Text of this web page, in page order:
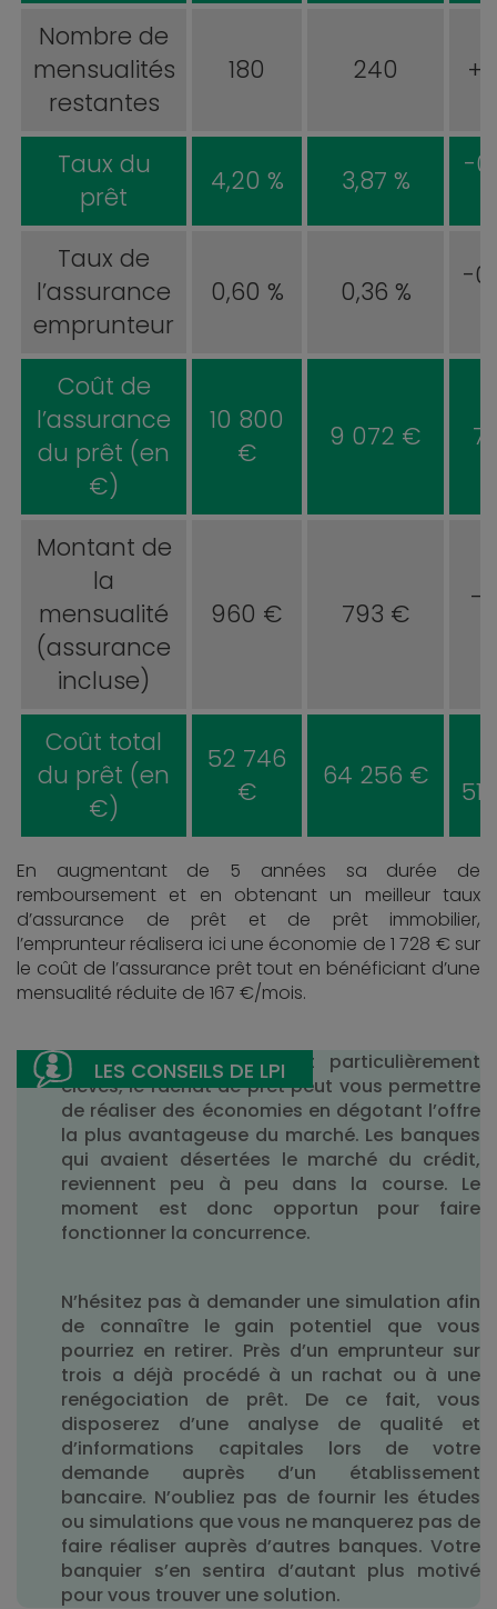
Nombre de
mensualités
restantes
180 240 +
Taux du
prêt
4,20 % 3,87 %
-
Taux de
l’assurance
emprunteur
0,60 % 0,36 %
-
Coût de
l’assurance
du prêt (en
€)
10 800
€
9 072 €
Montant de
la
mensualité
(assurance
incluse)
960 € 793 €
-
Coût total
du prêt (en
€)
52 746
€
64 256 €
En augmentant de 5 années sa durée de
remboursement et en obtenant un meilleur taux
d’assurance de prêt et de prêt immobilier,
l’emprunteur réalisera ici une économie de 1 728 € sur
le coût de l’assurance prêt tout en bénéficiant d’une
mensualité réduite de 167 €/mois.
Avec des taux d’emprunt particulièrement
élevés, le rachat de prêt peut vous permettre
de réaliser des économies en dégotant l’offre
la plus avantageuse du marché. Les banques
qui avaient désertées le marché du crédit,
reviennent peu à peu dans la course. Le
moment est donc opportun pour faire
fonctionner la concurrence.
N’hésitez pas à demander une simulation afin
de connaître le gain potentiel que vous
pourriez en retirer. Près d’un emprunteur sur
trois a déjà procédé à un rachat ou à une
renégociation de prêt. De ce fait, vous
disposerez d’une analyse de qualité et
d’informations capitales lors de votre
demande auprès d’un établissement
bancaire. N’oubliez pas de fournir les études
ou simulations que vous ne manquerez pas de
faire réaliser auprès d’autres banques. Votre
banquier s’en sentira d’autant plus motivé
pour vous trouver une solution.